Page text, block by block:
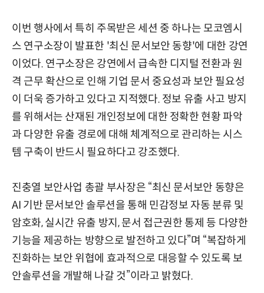
이번 행사에서 특히 주목받은 세션 중 하나는 모코엠시
스 연구소장이 발표한 '최신 문서보안 동향'에 대한 강연
이었다. 연구소장은 강연에서 급속한 디지털 전환과 원
격 근무 확산으로 인해 기업 문서 중요성과 보안 필요성
이 더욱 증가하고 있다고 지적했다. 정보 유출 사고 방지
를 위해서는 산재된 개인정보에 대한 정확한 현황 파악
과 다양한 유출 경로에 대해 체계적으로 관리하는 시스
템 구축이 반드시 필요하다고 강조했다.
진충열 보안사업 총괄 부사장은 “최신 문서보안 동향은
AI 기반 문서보안 솔루션을 통해 민감정보 자동 분류 및
암호화, 실시간 유출 방지, 문서 접근권한 통제 등 다양한
기능을 제공하는 방향으로 발전하고 있다”며 “복잡하게
진화하는 보안 위협에 효과적으로 대응할 수 있도록 보
안솔루션을 개발해 나갈 것”이라고 밝혔다.